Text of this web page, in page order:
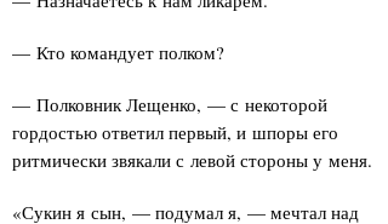
— Кто командует полком?
— Полковник Лещенко, — с некоторой
гордостью ответил первый, и шпоры его
ритмически звякали с левой стороны у меня.
«Сукин я сын, — подумал я, — мечтал над